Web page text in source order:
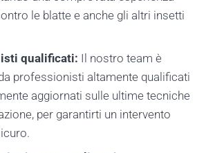
le blatte e anche gli altri insetti
qualificati: Il nostro team è
professionisti altamente qualificati
aggiornati sulle ultime tecniche
per garantirti un intervento